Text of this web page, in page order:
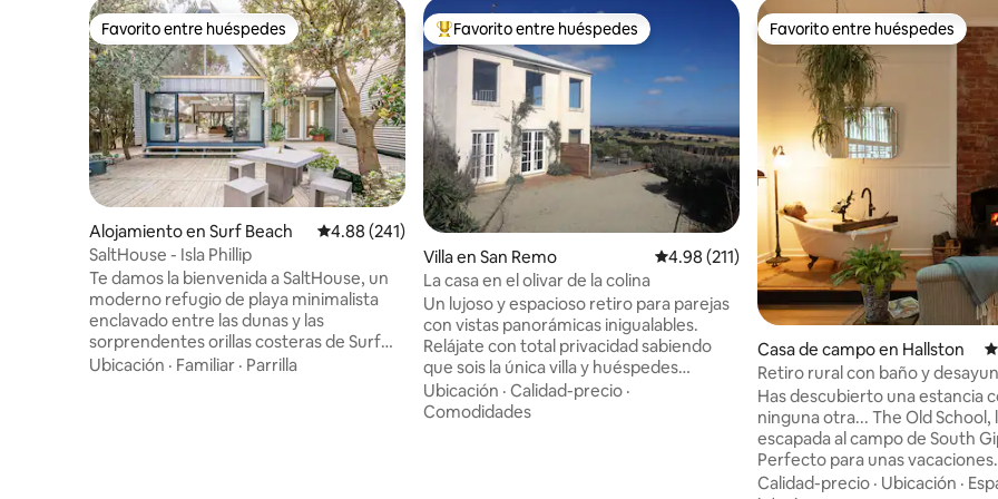
Favorito entre huéspedes
Favorito entre huéspedes
Alojamiento en Surf Beach Calificación promedio: 4.88 de 5, 241 reseñas
4.88 (241)
SaltHouse - Isla Phillip
Te damos la bienvenida a SaltHouse, un
moderno refugio de playa minimalista
enclavado entre las dunas y las
sorprendentes orillas costeras de Surf
Beach Phillip Island. Perfecto para parejas
Ubicación · Familiar · Parrilla
Favorito entre huéspedes preferido
Favorito entre huéspedes
Villa en San Remo Calificación promedio: 4.98 de 5, 211 reseñas
4.98 (211)
La casa en el olivar de la colina
Un lujoso y espacioso retiro para parejas
con vistas panorámicas inigualables.
Relájate con total privacidad sabiendo
que sois la única villa y huéspedes
ubicados entre nuestro olivar. Ubicada
entre más de 1000 olivos, la villa tiene
Ubicación · Calidad-precio ·
Comodidades
Favorito entre huéspedes
Favorito entre huéspedes
Casa de campo en Hallston
Retiro rural con baño y
la chimenea
Has descubierto una estancia
ninguna otra... The Old School,
escapada al campo de South
Perfecto para unas vacaciones
románticas o un retiro
Calidad-precio · Ubicación ·